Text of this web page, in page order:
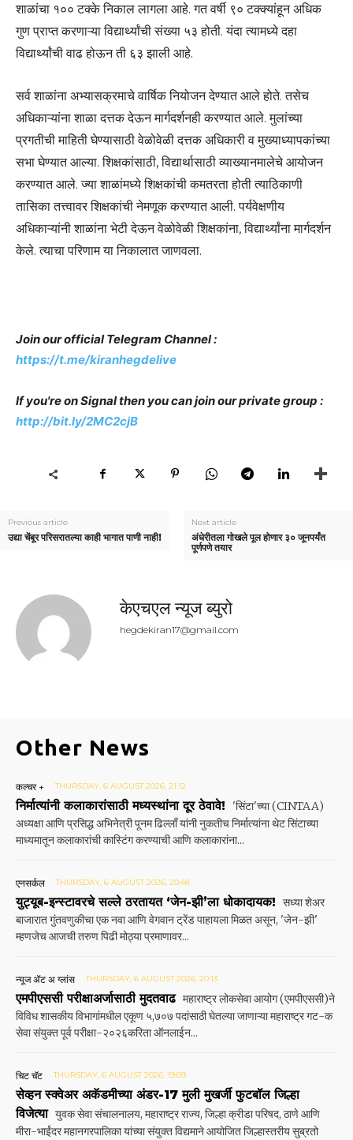
शाळांचा १०० टक्के निकाल लागला आहे. गत वर्षी ९० टक्क्यांहून अधिक
गुण प्राप्त करणाऱ्या विद्यार्थ्यांची संख्या ५३ होती. यंदा त्यामध्ये दहा
विद्यार्थ्यांची वाढ होऊन ती ६३ झाली आहे.
सर्व शाळांना अभ्यासक्रमाचे वार्षिक नियोजन देण्यात आले होते. तसेच
अधिकाऱ्यांना शाळा दत्तक देऊन मार्गदर्शनही करण्यात आले. मुलांच्या
प्रगतीची माहिती घेण्यासाठी वेळोवेळी दत्तक अधिकारी व मुख्याध्यापकांच्या
सभा घेण्यात आल्या. शिक्षकांसाठी, विद्यार्थासाठी व्याख्यानमालेचे आयोजन
करण्यात आले. ज्या शाळांमध्ये शिक्षकांची कमतरता होती त्याठिकाणी
तासिका तत्त्वावर शिक्षकांची नेमणूक करण्यात आली. पर्यवेक्षणीय
अधिकाऱ्यांनी शाळांना भेटी देऊन वेळोवेळी शिक्षकांना, विद्यार्थ्यांना मार्गदर्शन
केले. त्याचा परिणाम या निकालात जाणवला.
Join our official Telegram Channel :
https://t.me/kiranhegdelive
If you're on Signal then you can join our private group :
http://bit.ly/2MC2cjB
Previous article
उद्या चेंबूर परिसरातल्या काही भागात पाणी नाही!
Next article
अंधेरीतला गोखले पूल होणार ३० जूनपर्यंत
पूर्णपणे तयार
केएचएल न्यूज ब्युरो
hegdekiran17@gmail.com
Other News
कल्चर + THURSDAY, 6 AUGUST 2026, 21:12
निर्मात्यांनी कलाकारांसाठी मध्यस्थांना दूर ठेवावे!
'सिंटा'च्या (CINTAA)
अध्यक्षा आणि प्रसिद्ध अभिनेत्री पूनम ढिल्लाँ यांनी नुकतीच निर्मात्यांना थेट सिंटाच्या
माध्यमातून कलाकारांची कास्टिंग करण्याची आणि कलाकारांना...
एनसर्कल THURSDAY, 6 AUGUST 2026, 20:48
युट्यूब-इन्स्टावरचे सल्ले ठरतायत ‘जेन-झी’ला धोकादायक! सध्या शेअर
बाजारात गुंतवणुकीचा एक नवा आणि वेगवान ट्रेंड पाहायला मिळत असून, 'जेन-झी'
म्हणजेच आजची तरुण पिढी मोठ्या प्रमाणावर...
न्यूज ॲट अ ग्लांस THURSDAY, 6 AUGUST 2026, 20:13
एमपीएससी परीक्षाअर्जासाठी मुदतवाढ महाराष्ट्र लोकसेवा आयोग (एमपीएससी)ने
विविध शासकीय विभागांमधील एकूण ५,७०७ पदांसाठी घेतल्या जाणाऱ्या महाराष्ट्र गट-क
सेवा संयुक्त पूर्व परीक्षा-२०२६करिता ऑनलाईन...
चिट चॅट THURSDAY, 6 AUGUST 2026, 19:09
सेव्हन स्क्वेअर अकॅडमीच्या अंडर-17 मुली मुखर्जी फुटबॉल जिल्हा
विजेत्या युवक सेवा संचालनालय, महाराष्ट्र राज्य, जिल्हा क्रीडा परिषद, ठाणे आणि
मीरा-भाईंदर महानगरपालिका यांच्या संयुक्त विद्यमाने आयोजित जिल्हास्तरीय सुब्रतो